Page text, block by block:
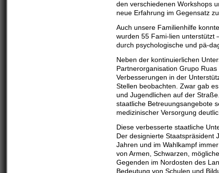
den verschiedenen Workshops
neue Erfahrung im Gegensatz
Auch unsere Familienhilfe
wurden 55 Fami-lien unterstützt
durch psychologische und pä-
Neben der kontinuierlichen
Partnerorganisation Grupo
Verbesserungen in der
Stellen beobachten. Zwar gab
und Jugendlichen auf der
staatliche Betreuungsangebote
medizinischer Versorgung
Diese verbesserte staatliche
Der designierte Staatspräsident
Jahren und im Wahlkampf
von Armen, Schwarzen,
Gegenden im Nordosten des
Bedeutung von Schulen und